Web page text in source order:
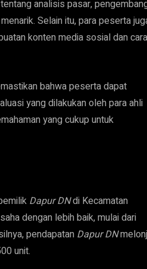
analisis pasar,
Selain itu, para peserta
konten media sosial dan cara
bahwa peserta dapat
yang dilakukan oleh para ahli
yang cukup untuk
Dapur DNdi Kecamatan
dengan lebih baik, mulai dari
pendapatan Dapur DN
unit.